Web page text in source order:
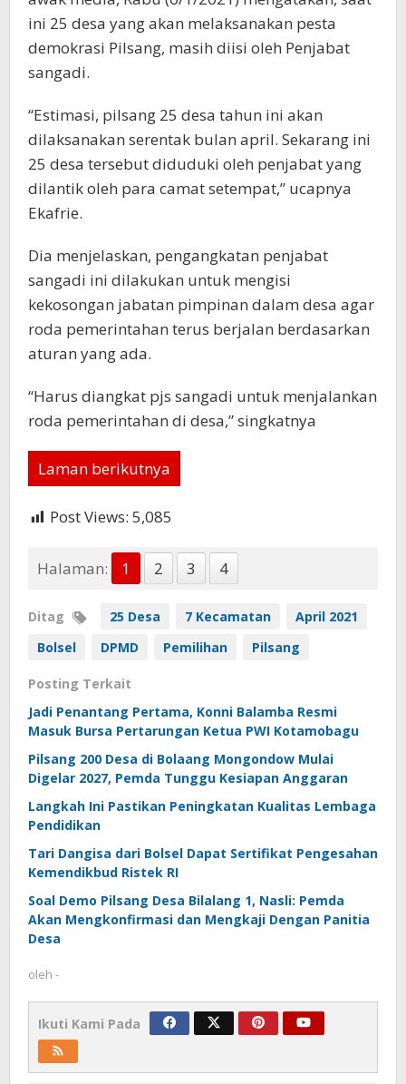
ini 25 desa yang akan melaksanakan pesta
demokrasi Pilsang, masih diisi oleh Penjabat
sangadi.
“Estimasi, pilsang 25 desa tahun ini akan
dilaksanakan serentak bulan april. Sekarang ini
25 desa tersebut diduduki oleh penjabat yang
dilantik oleh para camat setempat,” ucapnya
Ekafrie.
Dia menjelaskan, pengangkatan penjabat
sangadi ini dilakukan untuk mengisi
kekosongan jabatan pimpinan dalam desa agar
roda pemerintahan terus berjalan berdasarkan
aturan yang ada.
“Harus diangkat pjs sangadi untuk menjalankan
roda pemerintahan di desa,” singkatnya
Laman berikutnya
Post Views: 5,085
Halaman: 1 2 3 4
Ditag 25 Desa 7 Kecamatan
April 2021
Bolsel
DPMD Pemilihan Pilsang
Posting Terkait
Jadi Penantang Pertama, Konni Balamba Resmi
Masuk Bursa Pertarungan Ketua PWI Kotamobagu
Pilsang 200 Desa di Bolaang Mongondow Mulai
Digelar 2027, Pemda Tunggu Kesiapan Anggaran
Langkah Ini Pastikan Peningkatan Kualitas Lembaga
Pendidikan
Tari Dangisa dari Bolsel Dapat Sertifikat Pengesahan
Kemendikbud Ristek RI
Soal Demo Pilsang Desa Bilalang 1, Nasli: Pemda
Akan Mengkonfirmasi dan Mengkaji Dengan Panitia
Desa
oleh -
Ikuti Kami Pada